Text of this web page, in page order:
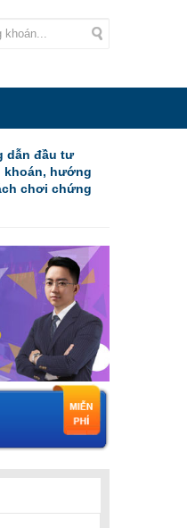
dẫn đầu tư
khoán, hướng
chơi chứng